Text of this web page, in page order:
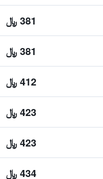
381 ﷼
381 ﷼
412 ﷼
423 ﷼
423 ﷼
434 ﷼